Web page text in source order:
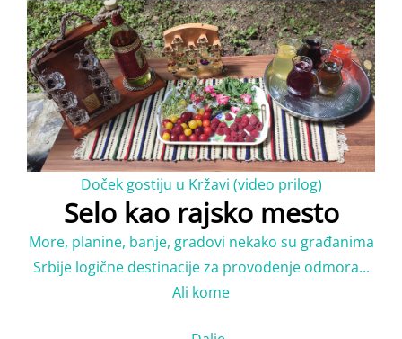
Doček gostiju u Kržavi (video prilog)
Selo kao rajsko mesto
More, planine, banje, gradovi nekako su građanima
Srbije logične destinacije za provođenje odmora...
Ali kome